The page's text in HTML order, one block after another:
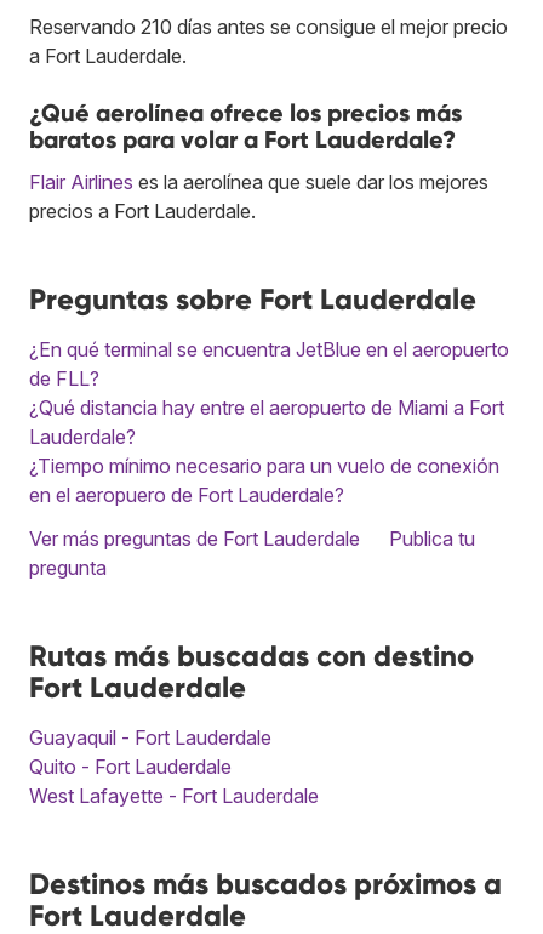
Reservando 210 días antes se consigue el mejor precio
a Fort Lauderdale.
¿Qué aerolínea ofrece los precios más
baratos para volar a Fort Lauderdale?
Flair Airlines es la aerolínea que suele dar los mejores
precios a Fort Lauderdale.
Preguntas sobre Fort Lauderdale
¿En qué terminal se encuentra JetBlue en el aeropuerto
de FLL?
¿Qué distancia hay entre el aeropuerto de Miami a Fort
Lauderdale?
¿Tiempo mínimo necesario para un vuelo de conexión
en el aeropuero de Fort Lauderdale?
Ver más preguntas de Fort Lauderdale
Publica tu
pregunta
Rutas más buscadas con destino
Fort Lauderdale
Guayaquil - Fort Lauderdale
Quito - Fort Lauderdale
West Lafayette - Fort Lauderdale
Destinos más buscados próximos a
Fort Lauderdale